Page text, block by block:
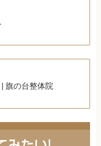
旗の台整体院